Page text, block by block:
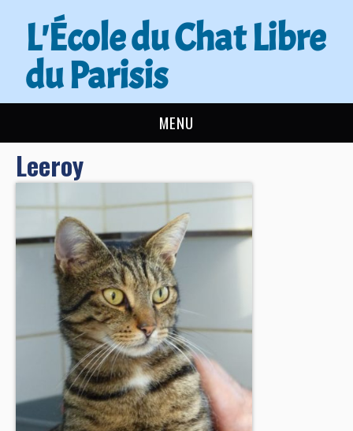
L'École du Chat Libre
du Parisis
MENU
L’ÉCOLE DU CHAT
ACTUALITÉS
ADOPTER
NOUS AIDER
CONTACT
BOUTIQUE
FORUM
Leeroy